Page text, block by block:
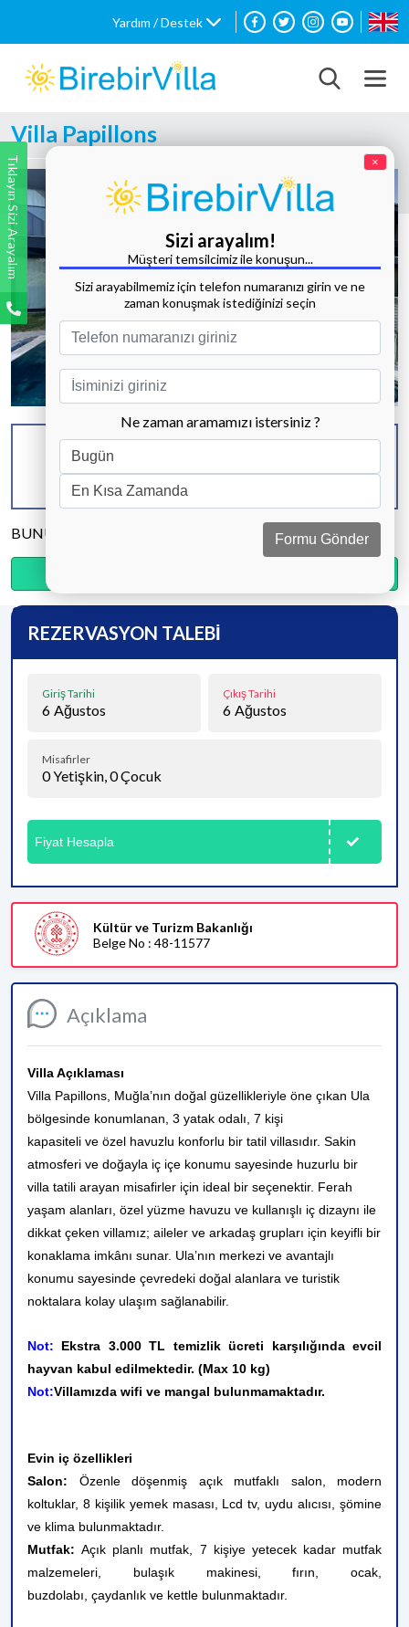
Yardım / Destek
Villa Papillons
Tüm Fotoğrafları Göster
KAPASİTE
7 KİŞİ
BANYO & WC
3 ADET
YATAK ODASI
BUNU PAYLAŞ
Açıklama
Villa Açıklaması
Villa Papillons, Muğla’nın doğal güzellikleriyle öne çıkan Ula
bölgesinde konumlanan, 3 yatak odalı, 7 kişi
kapasiteli ve özel havuzlu konforlu bir tatil villasıdır. Sakin
atmosferi ve doğayla iç içe konumu sayesinde huzurlu bir
villa tatili arayan misafirler için ideal bir seçenektir. Ferah
yaşam alanları, özel yüzme havuzu ve kullanışlı iç dizaynı ile
dikkat çeken villamız; aileler ve arkadaş grupları için keyifli bir
konaklama imkânı sunar. Ula’nın merkezi ve avantajlı
konumu sayesinde çevredeki doğal alanlara ve turistik
noktalara kolay ulaşım sağlanabilir.
Not: Ekstra 3.000 TL temizlik ücreti karşılığında evcil
hayvan kabul edilmektedir. (Max 10 kg)
Not:Villamızda wifi ve mangal bulunmamaktadır.
Evin iç özellikleri
Salon: Özenle döşenmiş açık mutfaklı salon, modern
koltuklar, 8 kişilik yemek masası, Lcd tv, uydu alıcısı, şömine
ve klima bulunmaktadır.
Mutfak: Açık planlı mutfak, 7 kişiye yetecek kadar mutfak
malzemeleri, bulaşık makinesi, fırın, ocak,
buzdolabı, çaydanlık ve kettle bulunmaktadır.
REZERVASYON TALEBİ
Giriş Tarihi
6 Ağustos
Çıkış Tarihi
6 Ağustos
Misafirler
0Yetişkin,0Çocuk
Fiyat Hesapla
Kültür ve Turizm Bakanlığı
Belge No : 48-11577
Tıklayın Sizi Arayalım ×
Sizi arayalım!
Müşteri temsilcimiz ile konuşun...
Sizi arayabilmemiz için telefon numaranızı girin ve ne
zaman konuşmak istediğinizi seçin
Ne zaman aramamızı istersiniz ?
Formu Gönder